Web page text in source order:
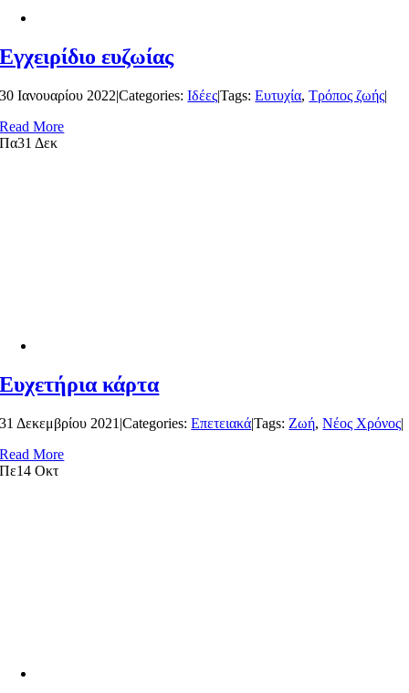
Εγχειρίδιο ευζωίας
30 Ιανουαρίου 2022|Categories:Ιδέες|Tags:Ευτυχία,Τρόπος ζωής|
Read More
Πα31 Δεκ
Ευχετήρια κάρτα
31 Δεκεμβρίου 2021 |Categories:Επετειακά|Tags: Ζωή,Νέος Χρόνος|
Read More
Πε14 Οκτ